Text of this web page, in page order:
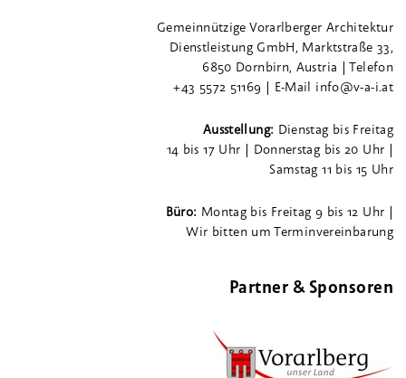
Gemeinnützige Vorarlberger Architektur
Dienstleistung GmbH, Marktstraße 33,
6850 Dornbirn, Austria | Telefon
+43 5572 51169 | E-Mail info@v-a-i.at
Ausstellung: Dienstag bis Freitag
14 bis 17 Uhr | Donnerstag bis 20 Uhr |
Samstag 11 bis 15 Uhr
Büro: Montag bis Freitag 9 bis 12 Uhr |
Wir bitten um Terminvereinbarung
Partner & Sponsoren